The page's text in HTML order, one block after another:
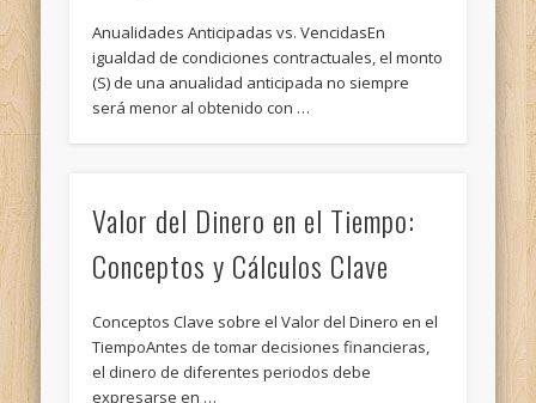
Anualidades Anticipadas vs. VencidasEn
igualdad de condiciones contractuales, el monto
(S) de una anualidad anticipada no siempre
será menor al obtenido con …
Valor del Dinero en el Tiempo:
Conceptos y Cálculos Clave
Conceptos Clave sobre el Valor del Dinero en el
TiempoAntes de tomar decisiones financieras,
el dinero de diferentes periodos debe
expresarse en …